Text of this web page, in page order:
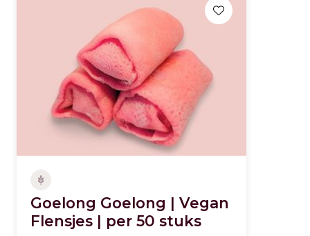
Goelong Goelong | Vegan
Flensjes | per 50 stuks